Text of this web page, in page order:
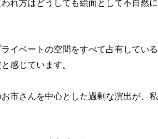
れ方はどうしても絵面として不自然に
イベートの空間をすべて占有している
感じています。
市さんを中心とした過剰な演出が、私